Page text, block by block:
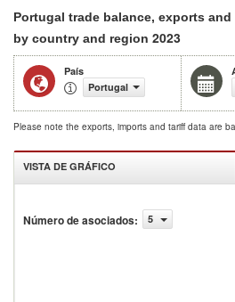
Portugal trade balance, exports
by country and region 2023
País
Portugal
Please note the exports, imports and tariff data are
VISTA DE GRÁFICO
Número de asociados: 5